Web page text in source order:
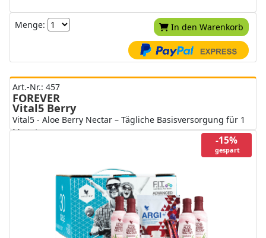
Menge: In den Warenkorb
Art.-Nr.: 457
FOREVER
Vital5 Berry
Vital5 - Aloe Berry Nectar – Tägliche Basisversorgung für 1
Monat
-15%
gespart